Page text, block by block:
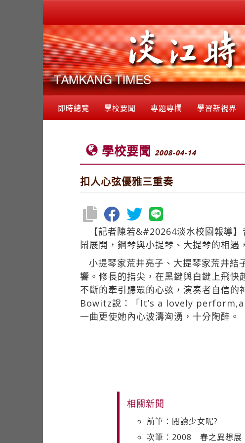
即時總覽 學校要聞 專題專欄 學習新視界
學校要聞 2008-04-14
扣人心弦優雅三重奏
【記者陳若&#20264淡水校園報導
鬧展開，鋼琴與小提琴、大提琴的相遇
小提琴家荒井亮子、大提琴家荒井結
響。修長的指尖，在黑鍵與白鍵上飛快
不斷的牽引聽眾的心弦，演奏者自信
Bowitz說：「It’s a lovely
一曲更使她內心波濤洶湧，十分陶醉。
相關新聞
前筆：閱讀少女呢?
次筆：2008 春之異想展